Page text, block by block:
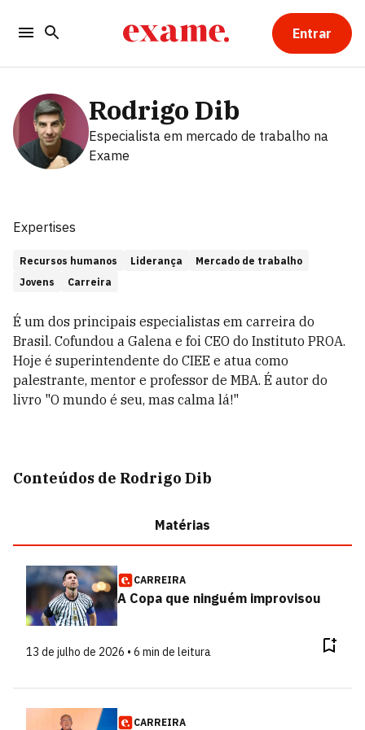
Entrar
Rodrigo Dib
Especialista em mercado de trabalho na
Exame
Expertises
Recursos humanos Liderança
Mercado de trabalho
Jovens
Carreira
É um dos principais especialistas em carreira do
Brasil. Cofundou a Galena e foi CEO do Instituto PROA.
Hoje é superintendente do CIEE e atua como
palestrante, mentor e professor de MBA. É autor do
livro "O mundo é seu, mas calma lá!"
Conteúdos de Rodrigo Dib
Matérias
CARREIRA
A Copa que ninguém improvisou
13 de julho de 2026 • 6 min de leitura
CARREIRA